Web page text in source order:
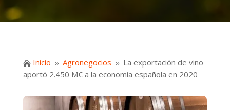
 Inicio 9 Agronegocios 9 La exportación de vino
aportó 2.450 M€ a la economía española en 2020